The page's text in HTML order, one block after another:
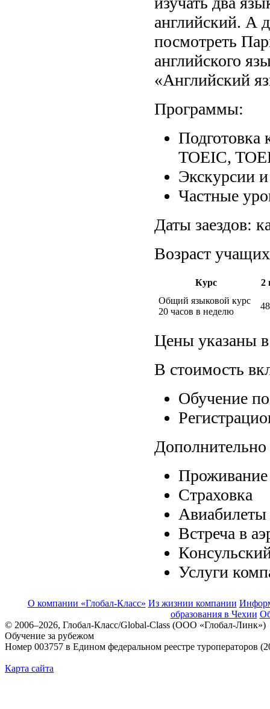
английский. А
посмотреть
английского
«Английский
Программы:
Подготовка
TOEIC,
Экскурсии
Частные
Даты заездов:
Возраст
Курс
2
Общий языковой курс
20 часов в неделю
Цены указаны
В стоимость
Обучение
Проживание
Страховка
Встреча в
Услуги
О компании «Глобал-Класс» Из жизнии компании
образования в Чехии
© 2006–2026, Глобал-Класс/Global-Class (ООО «Глобал-Линк»)
Обучение за рубежом
Номер 003757 в Едином федеральном реестре туроператоров
Карта сайта